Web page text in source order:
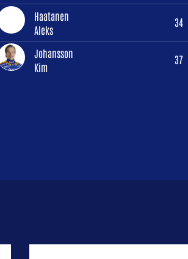
Haatanen
Aleks
34
Johansson
Kim
37